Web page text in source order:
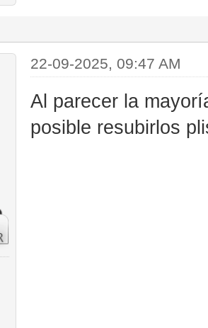
22-09-2025, 09:47 AM
Al parecer la
posible resubirlos